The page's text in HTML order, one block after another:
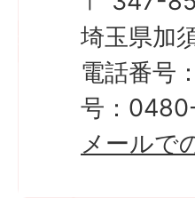
埼玉県加
電話番号
号：
メールで